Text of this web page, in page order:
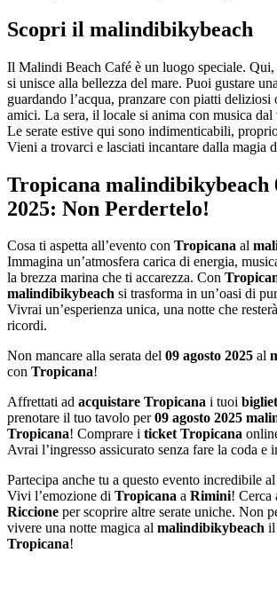
Scopri il malindibikybeach
Il Malindi Beach Café è un luogo speciale. Qui,
si unisce alla bellezza del mare. Puoi gustare
guardando l’acqua, pranzare con piatti deliziosi
amici. La sera, il locale si anima con musica
Le serate estive qui sono indimenticabili,
Vieni a trovarci e lasciati incantare dalla magia
Tropicana malindibikybeach
2025: Non Perdertelo!
Cosa ti aspetta all’evento con Tropicana al
Immagina un’atmosfera carica di energia,
la brezza marina che ti accarezza. Con
malindibikybeach si trasforma in un’oasi di
Vivrai un’esperienza unica, una notte che
ricordi.
Non mancare alla serata del 09 agosto 2025 al
con Tropicana!
Affrettati ad acquistare Tropicana i tuoi
prenotare il tuo tavolo per09 agosto 2025
Tropicana! Comprare i ticket Tropicana
Avrai l’ingresso assicurato senza fare la coda e
Partecipa anche tu a questo evento incredibile al
Vivi l’emozione di Tropicana a Rimini! Cerca
Riccione per scoprire altre serate uniche. Non
vivere una notte magica al malindibikybeach il
Tropicana!